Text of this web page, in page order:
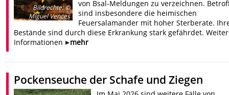
Bildrechte:©
Miguel Vences
von Bsal-Meldungen zu verzeichnen.
sind insbesondere die heimischen
Feuersalamander mit hoher Sterberate.
Bestände sind durch diese Erkrankung stark gefährdet.
Informationen
mehr
Pockenseuche der Schafe und Ziegen